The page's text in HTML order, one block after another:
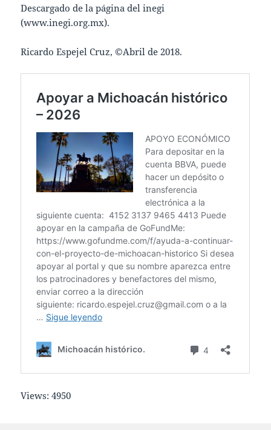
Descargado de la página del inegi
(www.inegi.org.mx).
Ricardo Espejel Cruz, ©Abril de 2018.
Views: 4950